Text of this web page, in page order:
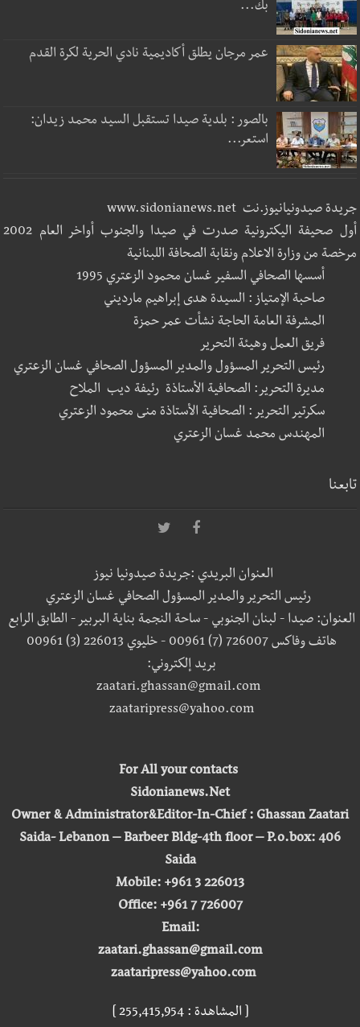
بك...
عمر مرجان يطلق أكاديمية نادي الحرية لكرة القدم
بالصور : بلدية صيدا تستقبل السيد محمد زيدان:
استعر...
جريدة صيدونيانيوز.نت www.sidonianews.net
أول صحيفة اليكترونية صدرت في صيدا والجنوب أواخر العام 2002
مرخصة من وزارة الاعلام ونقابة الصحافة اللبنانية
أسسها الصحافي السفير غسان محمود الزعتري 1995
صاحبة الإمتياز : السيدة هدى إبراهيم مارديني
المشرفة العامة الحاجة نشأت عمر حمزة
فريق العمل وهيئة التحرير
رئيس التحرير المسؤول والمدير المسؤول الصحافي غسان الزعتري
مديرة التحرير: الصحافية الأستاذة رئيفة ديب الملاح
سكرتير التحرير : الصحافية الأستاذة منى محمود الزعتري
المهندس محمد غسان الزعتري
تابعنا
العنوان البريدي :جريدة صيدونيا نيوز
رئيس التحرير والمدير المسؤول الصحافي غسان الزعتري
العنوان: صيدا - لبنان الجنوبي - ساحة النجمة بناية البربير - الطابق الرابع
هاتف وفاكس 726007 (7) 00961 - خليوي 226013 (3) 00961
بريد إلكتروني:
zaatari.ghassan@gmail.com
zaataripress@yahoo.com
For All your contacts
Sidonianews.Net
Owner & Administrator&Editor-In-Chief : Ghassan Zaatari
Saida- Lebanon – Barbeer Bldg-4th floor – P.o.box: 406
Saida
Mobile: +961 3 226013
Office: +961 7 726007
Email:
zaatari.ghassan@gmail.com
zaataripress@yahoo.com
[ المشاهدة : 255,415,954 ]